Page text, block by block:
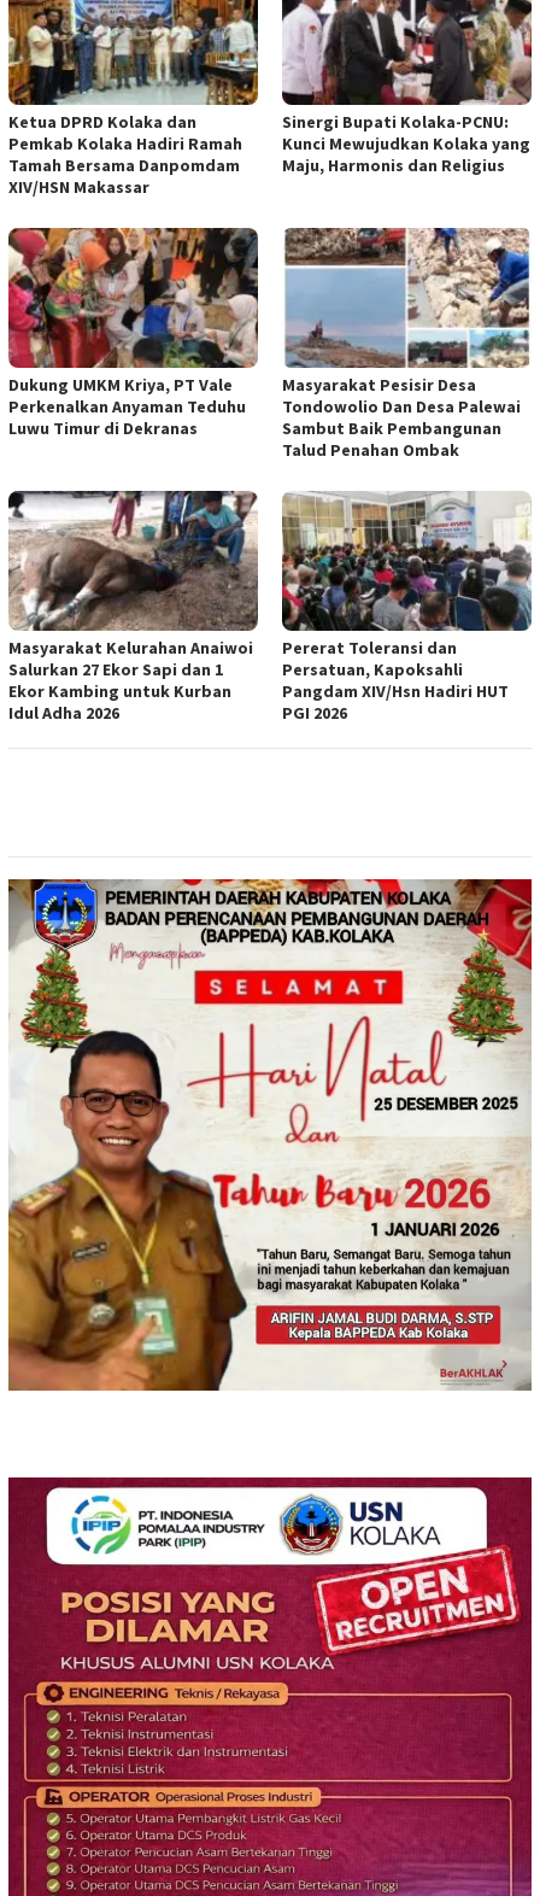
Ketua DPRD Kolaka dan
Pemkab Kolaka Hadiri Ramah
Tamah Bersama Danpomdam
XIV/HSN Makassar
Sinergi Bupati Kolaka-PCNU:
Kunci Mewujudkan Kolaka yang
Maju, Harmonis dan Religius
Dukung UMKM Kriya, PT Vale
Perkenalkan Anyaman Teduhu
Luwu Timur di Dekranas
Masyarakat Pesisir Desa
Tondowolio Dan Desa Palewai
Sambut Baik Pembangunan
Talud Penahan Ombak
Masyarakat Kelurahan Anaiwoi
Salurkan 27 Ekor Sapi dan 1
Ekor Kambing untuk Kurban
Idul Adha 2026
Pererat Toleransi dan
Persatuan, Kapoksahli
Pangdam XIV/Hsn Hadiri HUT
PGI 2026